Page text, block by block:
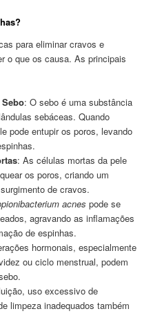
para eliminar cravos e
o que os causa. As principais
: O sebo é uma substância
sebáceas. Quando
pode entupir os poros, levando
: As células mortas da pele
os poros, criando um
de cravos.
acnes pode se
agravando as inflamações
de espinhas.
hormonais, especialmente
ou ciclo menstrual, podem
uso excessivo de
limpeza inadequados também